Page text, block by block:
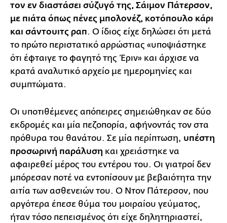
τον εν διαστάσει σύζυγό της, Σάιμον Πάτερσον,
με πιάτα όπως πένες μπολονέζ, κοτόπουλο κάρι
και σάντουιτς ραπ. Ο ίδιος είχε δηλώσει ότι μετά
το πρώτο περιστατικό αρρώστιας «υποψιάστηκε
ότι έφταιγε το φαγητό της Έριν» και άρχισε να
κρατά αναλυτικό αρχείο με ημερομηνίες και
συμπτώματα.
Οι υποτιθέμενες απόπειρες σημειώθηκαν σε δύο
εκδρομές και μία πεζοπορία, αφήνοντάς τον στα
πρόθυρα του θανάτου. Σε μία περίπτωση, υπέστη
προσωρινή παράλυση και χρειάστηκε να
αφαιρεθεί μέρος του εντέρου του. Οι γιατροί δεν
μπόρεσαν ποτέ να εντοπίσουν με βεβαιότητα την
αιτία των ασθενειών του. Ο Ντον Πάτερσον, που
αργότερα έπεσε θύμα του μοιραίου γεύματος,
ήταν τόσο πεπεισμένος ότι είχε δηλητηριαστεί,